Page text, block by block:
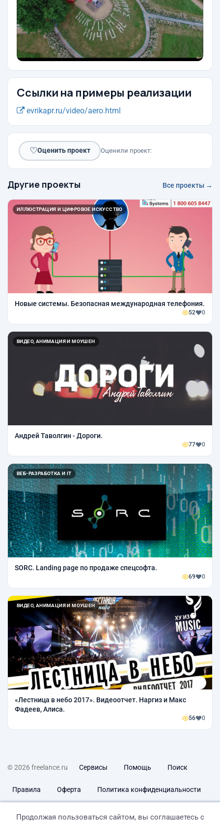
Ссылки на примеры реализации
evrikapr.ru/video/aero.html
♡Оценить проект Оценили проект:
Другие проекты Все проекты →
ИЛЛЮСТРАЦИЯ И ЦИФРОВОЕ ИСКУССТВО
Новые системы. Безопасная международная телефония.
52 0
ВИДЕО, АНИМАЦИЯ И МОУШЕН
Андрей Таволгин - Дороги.
77 0
ВЕБ-РАЗРАБОТКА И IT
SORC. Landing page по продаже спецсофта.
69 0
ВИДЕО, АНИМАЦИЯ И МОУШЕН
«Лестница в небо 2017». Видеоотчет. Наргиз и Макс
Фадеев, Алиса.
56 0
© 2026 freelance.ru Сервисы Помощь Поиск
Правила Оферта Политика конфиденциальности
Продолжая пользоваться сайтом, вы соглашаетесь с